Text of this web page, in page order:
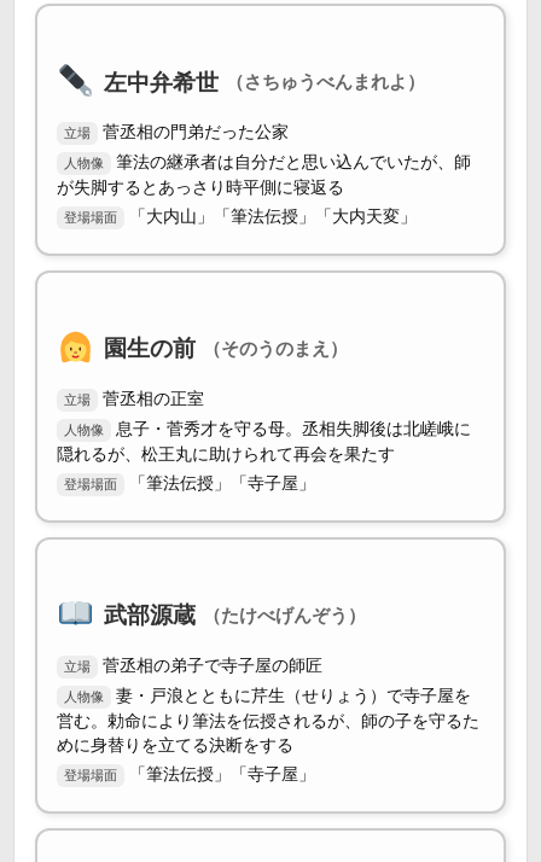
左中弁希世 （さちゅうべんまれよ）
立場 菅丞相の門弟だった公家
人物像
筆法の継承者は自分だと思い込んでいたが、師
が失脚するとあっさり時平側に寝返る
登場場面 「大内山」「筆法伝授」「大内天変」
園生の前 （そのうのまえ）
立場 菅丞相の正室
人物像
息子・菅秀才を守る母。丞相失脚後は北嵯峨に
隠れるが、松王丸に助けられて再会を果たす
登場場面 「筆法伝授」「寺子屋」
武部源蔵 （たけべげんぞう）
立場 菅丞相の弟子で寺子屋の師匠
人物像
妻・戸浪とともに芹生（せりょう）で寺子屋を
営む。勅命により筆法を伝授されるが、師の子を守るた
めに身替りを立てる決断をする
登場場面 「筆法伝授」「寺子屋」